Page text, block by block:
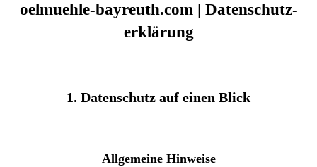
oelmuehle-bayreuth.com | Datenschutz­
erklärung
1. Datenschutz auf einen Blick
Allgemeine Hinweise